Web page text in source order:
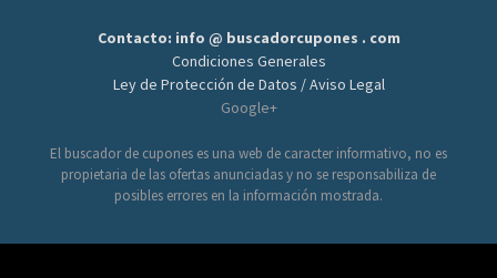
Contacto: info @ buscadorcupones . com
Condiciones Generales
Ley de Protección de Datos / Aviso Legal
Google+
El buscador de cupones es una web de caracter informativo, no es
propietaria de las ofertas anunciadas y no se responsabiliza de
posibles errores en la información mostrada.